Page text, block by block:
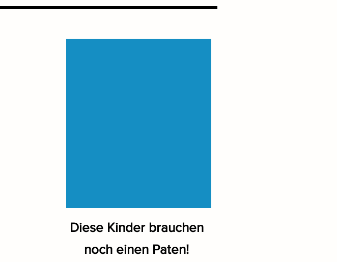
Diese Kinder brauchen
noch einen Paten!